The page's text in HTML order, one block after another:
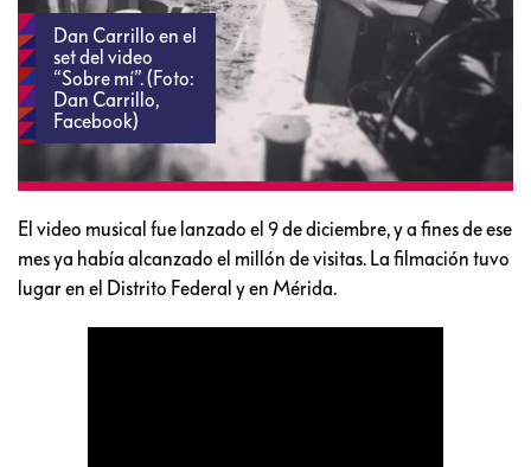
Dan Carrillo en el
set del video
“Sobre mí”. (Foto:
Dan Carrillo,
Facebook)
El video musical fue lanzado el 9 de diciembre, y a fines de ese
mes ya había alcanzado el millón de visitas. La filmación tuvo
lugar en el Distrito Federal y en Mérida.